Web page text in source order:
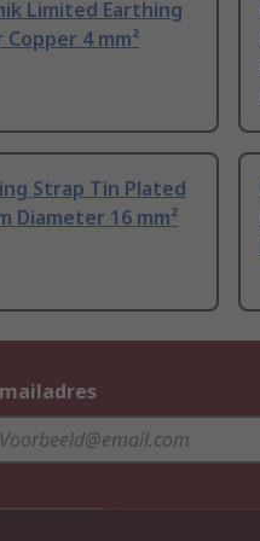
Limited Earthing
4 mm²
Strap Tin Plated
Diameter 16 mm²